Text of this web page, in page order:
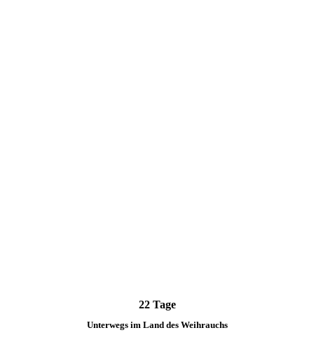
22 Tage
Unterwegs im Land des Weihrauchs